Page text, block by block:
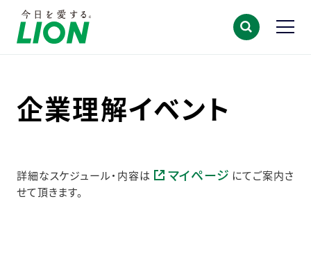
企業理解イベント
詳細なスケジュール・内容は マイページ にてご案内さ
せて頂きます。